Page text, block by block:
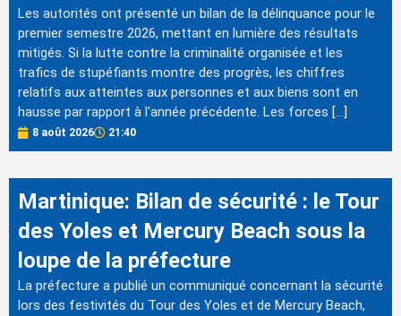
Les autorités ont présenté un bilan de la délinquance pour le
premier semestre 2026, mettant en lumière des résultats
mitigés. Si la lutte contre la criminalité organisée et les
trafics de stupéfiants montre des progrès, les chiffres
relatifs aux atteintes aux personnes et aux biens sont en
hausse par rapport à l'année précédente. Les forces […]
8 août 2026 21:40
Martinique: Bilan de sécurité : le Tour
des Yoles et Mercury Beach sous la
loupe de la préfecture
La préfecture a publié un communiqué concernant la sécurité
lors des festivités du Tour des Yoles et de Mercury Beach,